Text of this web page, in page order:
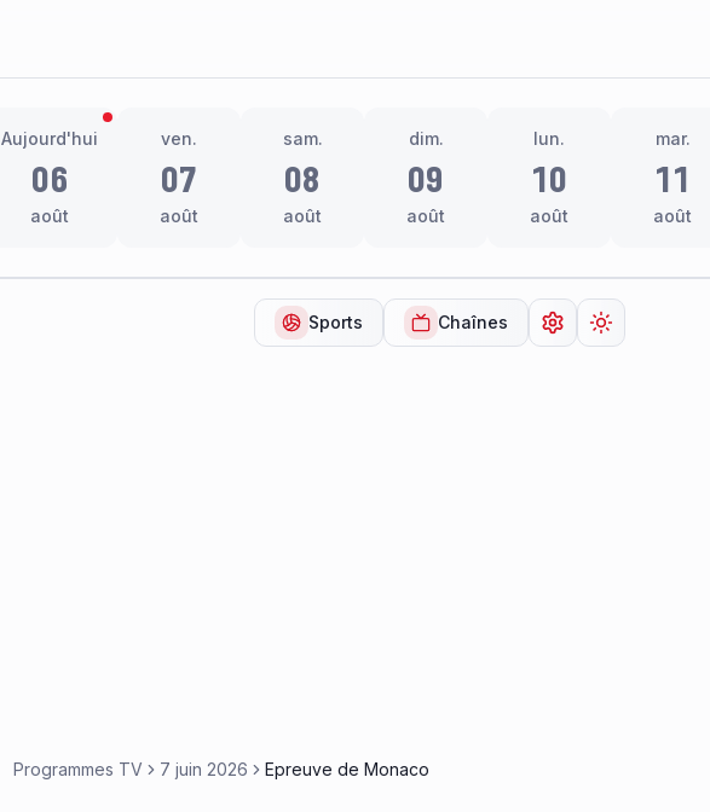
Aujourd'hui
06
août
ven.
07
août
sam.
08
août
dim.
09
août
lun.
10
août
mar.
11
août
Sports Chaînes Ouvrir lesChanger de
Programmes TV 7 juin 2026 Epreuve de Monaco